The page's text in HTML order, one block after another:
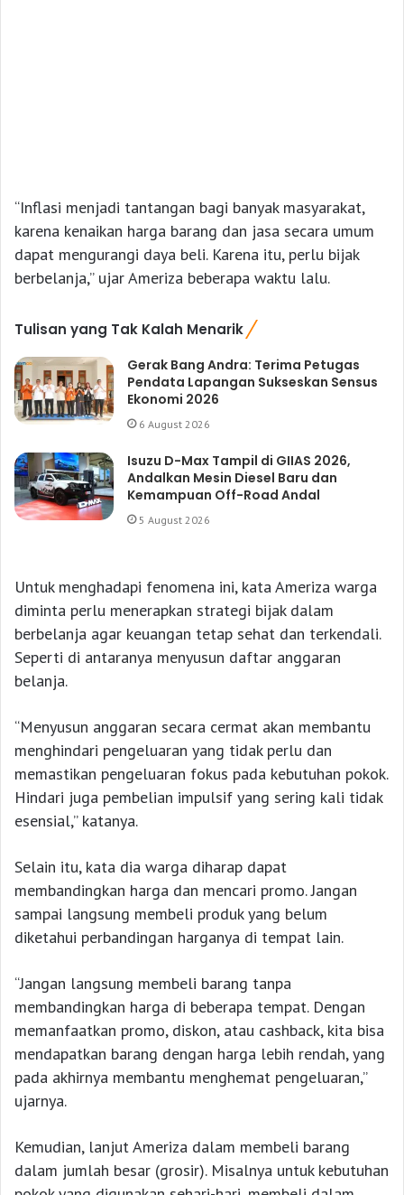
“Inflasi menjadi tantangan bagi banyak masyarakat,
karena kenaikan harga barang dan jasa secara umum
dapat mengurangi daya beli. Karena itu, perlu bijak
berbelanja,” ujar Ameriza beberapa waktu lalu.
Tulisan yang Tak Kalah Menarik
Gerak Bang Andra: Terima Petugas
Pendata Lapangan Sukseskan Sensus
Ekonomi 2026
6 August 2026
Isuzu D-Max Tampil di GIIAS 2026,
Andalkan Mesin Diesel Baru dan
Kemampuan Off-Road Andal
5 August 2026
Untuk menghadapi fenomena ini, kata Ameriza warga
diminta perlu menerapkan strategi bijak dalam
berbelanja agar keuangan tetap sehat dan terkendali.
Seperti di antaranya menyusun daftar anggaran
belanja.
“Menyusun anggaran secara cermat akan membantu
menghindari pengeluaran yang tidak perlu dan
memastikan pengeluaran fokus pada kebutuhan pokok.
Hindari juga pembelian impulsif yang sering kali tidak
esensial,” katanya.
Selain itu, kata dia warga diharap dapat
membandingkan harga dan mencari promo. Jangan
sampai langsung membeli produk yang belum
diketahui perbandingan harganya di tempat lain.
“Jangan langsung membeli barang tanpa
membandingkan harga di beberapa tempat. Dengan
memanfaatkan promo, diskon, atau cashback, kita bisa
mendapatkan barang dengan harga lebih rendah, yang
pada akhirnya membantu menghemat pengeluaran,”
ujarnya.
Kemudian, lanjut Ameriza dalam membeli barang
dalam jumlah besar (grosir). Misalnya untuk kebutuhan